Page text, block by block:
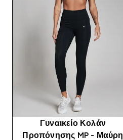
Γυναικείο Κολάν
Προπόνησης MP - Μαύρη